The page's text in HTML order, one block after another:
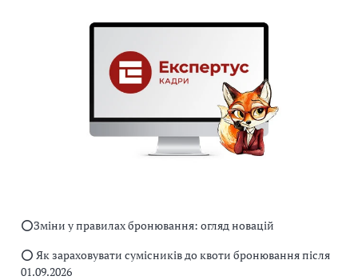
⭕️Зміни у правилах бронювання: огляд новацій
⭕️ Як зараховувати сумісників до квоти бронювання після
01.09.2026